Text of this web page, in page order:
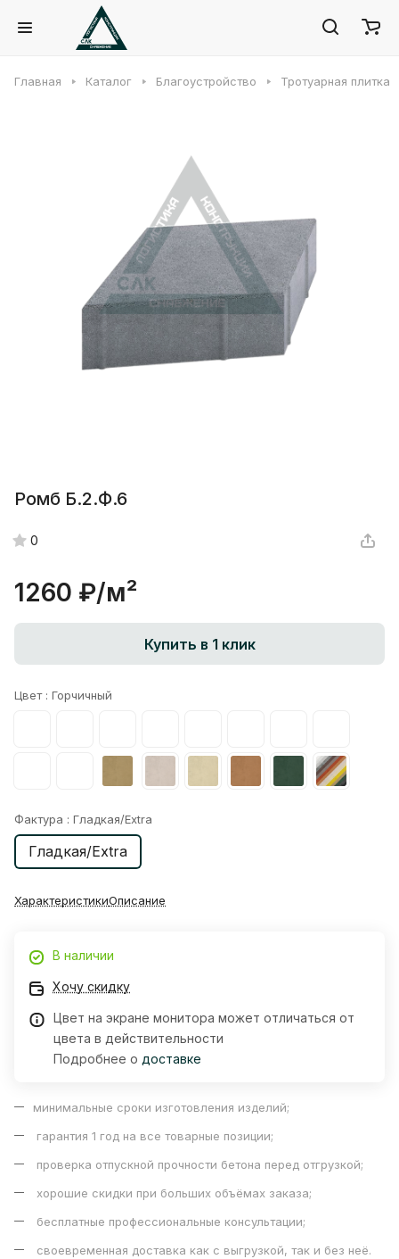
Главная Каталог Благоустройство Тротуарная плитка
Ромб Б.2.Ф.6
0
1260 ₽/м²
Купить в 1 клик
Цвет : Горчичный
Фактура : Гладкая/Extra
Гладкая/Extra
ХарактеристикиОписание
В наличии
Хочу скидку
Цвет на экране монитора может отличаться от
цвета в действительности
Подробнее о доставке
минимальные сроки изготовления изделий;
гарантия 1 год на все товарные позиции;
проверка отпускной прочности бетона перед отгрузкой;
хорошие скидки при больших объёмах заказа;
бесплатные профессиональные консультации;
своевременная доставка как с выгрузкой, так и без неё.